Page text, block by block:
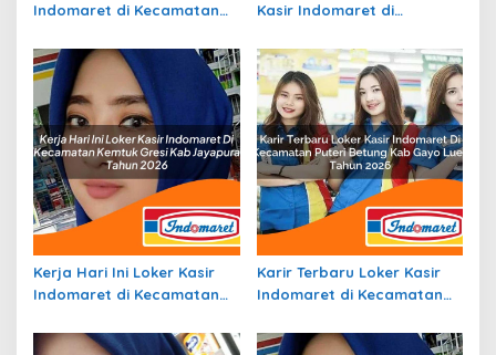
Indomaret di Kecamatan
Tahun 2026
Kasir Indomaret di
Pemalang Tahun 2026
Kerja Hari Ini Loker Kasir
Indomaret di Kecamatan
Jayapura Tahun 2026
Karir Terbaru Loker Kasir
Indomaret di Kecamatan
Lues Tahun 2026